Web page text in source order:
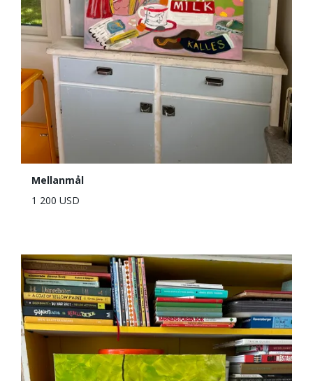
Mellanmål
1 200 USD